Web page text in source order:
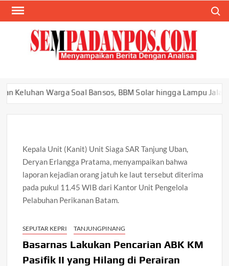
Skip
Warga Soal Bansos, BBM Solar hingga Lampu Jalan
Kepala Unit (Kanit) Unit Siaga SAR Tanjung Uban,
Deryan Erlangga Pratama, menyampaikan bahwa
laporan kejadian orang jatuh ke laut tersebut diterima
pada pukul 11.45 WIB dari Kantor Unit Pengelola
Pelabuhan Perikanan Batam.
SEPUTAR KEPRI TANJUNGPINANG
Basarnas Lakukan Pencarian ABK KM
Pasifik II yang Hilang di Perairan